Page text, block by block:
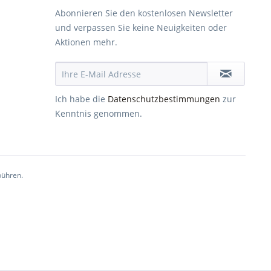
Abonnieren Sie den kostenlosen Newsletter
und verpassen Sie keine Neuigkeiten oder
Aktionen mehr.
Ich habe die Datenschutzbestimmungen zur
Kenntnis genommen.